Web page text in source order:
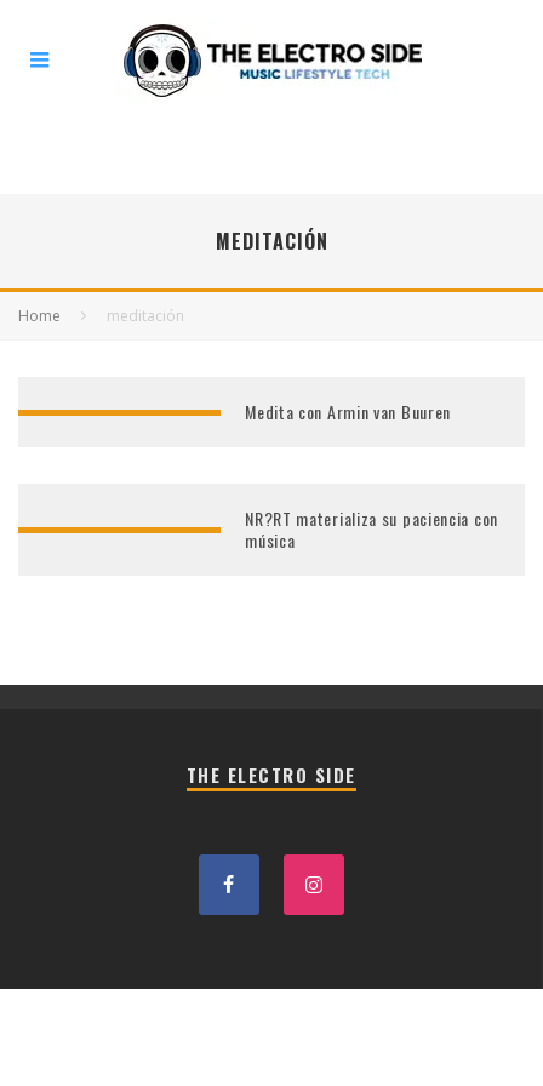
MEDITACIÓN
Home meditación
Medita con Armin van Buuren
NR?RT materializa su paciencia con
música
THE ELECTRO SIDE